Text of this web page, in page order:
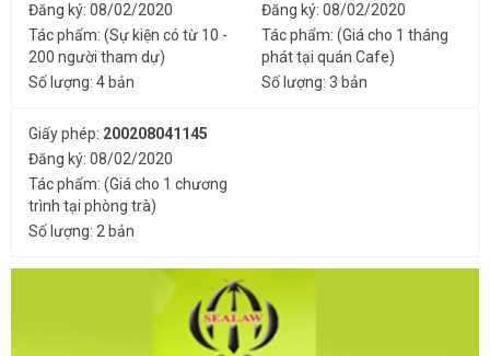
Đăng ký: 08/02/2020
Tác phẩm: (Sự kiện có từ 10 -
200 người tham dự)
Số lượng: 4 bản
Đăng ký: 08/02/2020
Tác phẩm: (Giá cho 1 tháng
phát tại quán Cafe)
Số lượng: 3 bản
Giấy phép: 200208041145
Đăng ký: 08/02/2020
Tác phẩm: (Giá cho 1 chương
trình tại phòng trà)
Số lượng: 2 bản